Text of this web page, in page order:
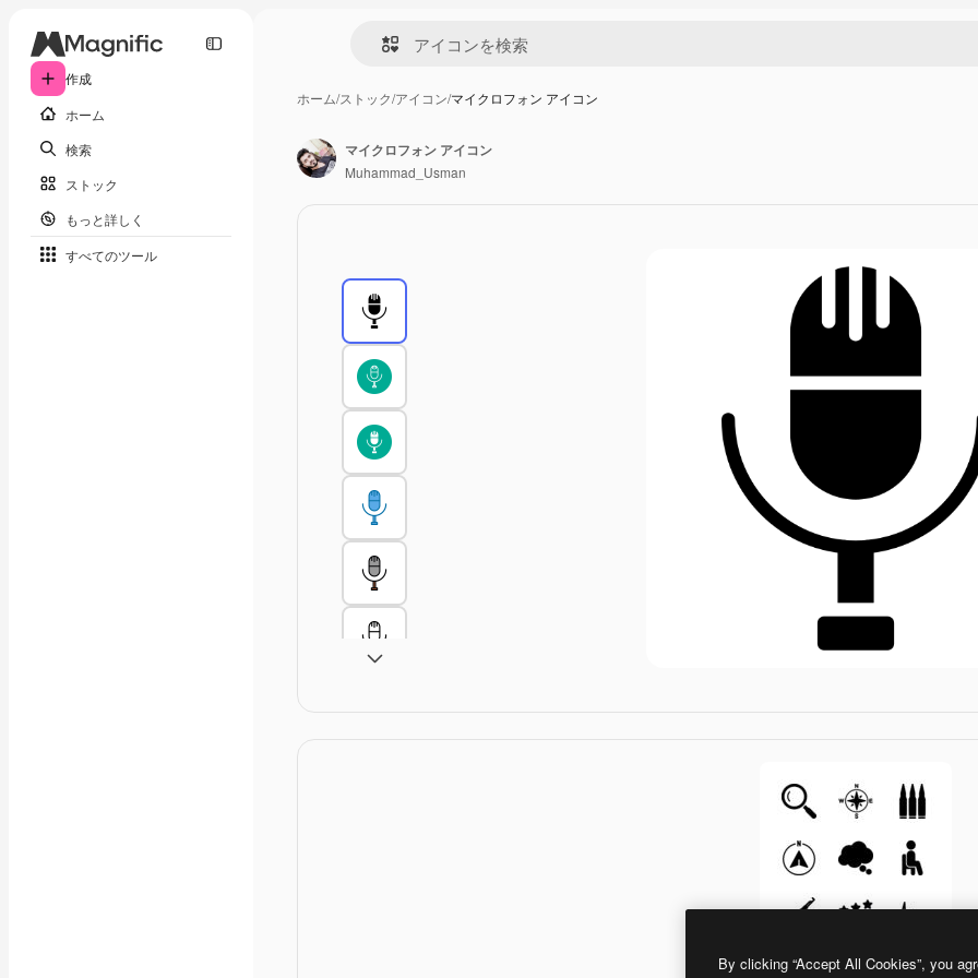
作成
ホーム
検索
ストック
もっと詳しく
すべてのツール
ホーム/ストック/アイコン/マイクロフォン アイコン
Generic Glyph
マイクロフォン アイコン
Muhammad_Usman
By clicking “Accept All Cookies”, you